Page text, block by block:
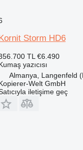
Storm HD6
TL €6.490
yazıcısı
Almanya, Langenfeld
Welt GmbH
iletişime geç